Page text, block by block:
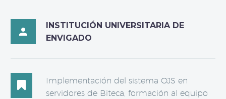

INSTITUCIÓN UNIVERSITARIA DE
ENVIGADO

Implementación del sistema OJS en
servidores de Biteca, formación al equipo